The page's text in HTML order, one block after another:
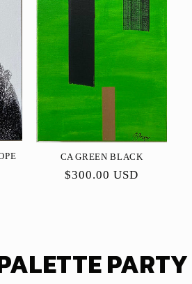
CA GREEN BLACK
Preço
$300.00 USD
PARTY